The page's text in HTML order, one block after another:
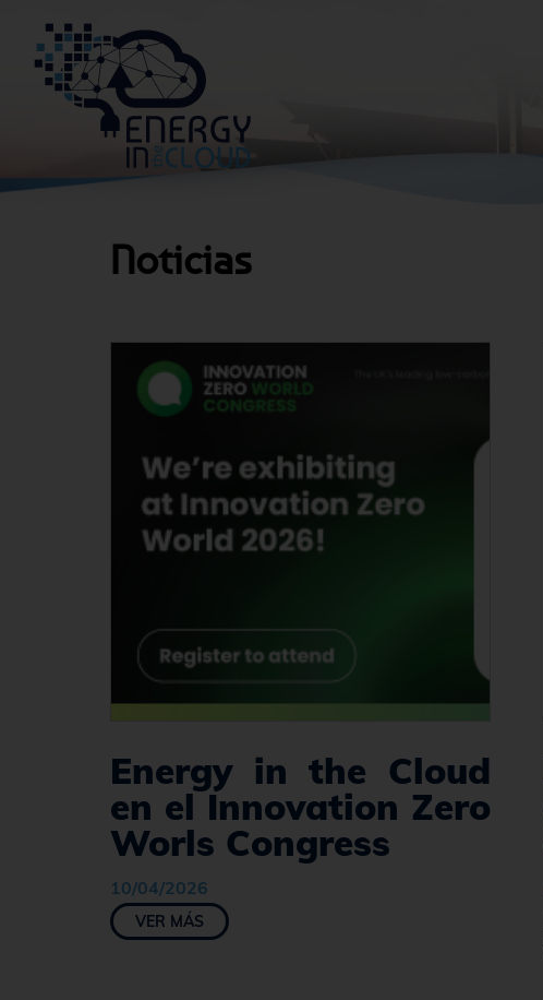
Noticias
Energy in the Cloud
en el Innovation Zero
Worls Congress
10/04/2026
VER MÁS